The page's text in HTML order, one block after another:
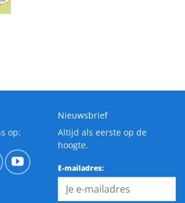
op:
Nieuwsbrief
Altijd als eerste op de
hoogte.
E-mailadres: